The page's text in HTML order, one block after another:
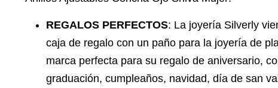
REGALOS PERFECTOS: La joyería Silverly
caja de regalo con un paño para la joyería de
marca perfecta para su regalo de aniversario,
graduación, cumpleaños, navidad, día de san